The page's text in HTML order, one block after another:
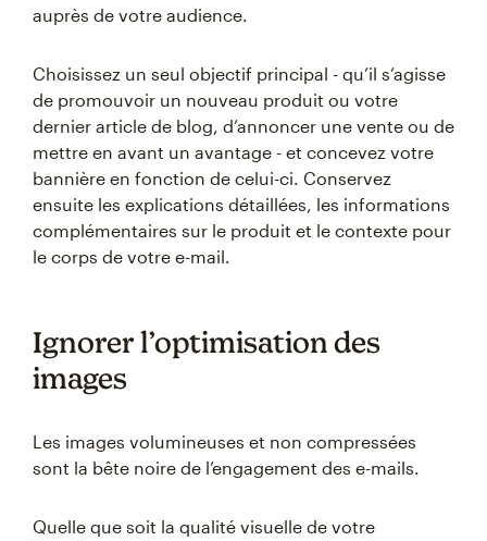
auprès de votre audience.
Choisissez un seul objectif principal - qu’il s’agisse
de promouvoir un nouveau produit ou votre
dernier article de blog, d’annoncer une vente ou de
mettre en avant un avantage - et concevez votre
bannière en fonction de celui-ci. Conservez
ensuite les explications détaillées, les informations
complémentaires sur le produit et le contexte pour
le corps de votre e-mail.
Ignorer l’optimisation des
images
Les images volumineuses et non compressées
sont la bête noire de l’engagement des e-mails.
Quelle que soit la qualité visuelle de votre